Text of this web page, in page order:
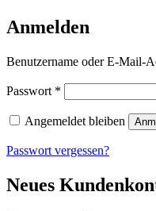
Anmelden
Benutzername oder E-Mail-
Passwort *
Angemeldet bleiben
Passwort vergessen?
Neues